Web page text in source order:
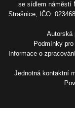
se sídlem náměstí
Strašnice, IČO:
Autorská
Podmínky
Informace o
Jednotná kontaktní